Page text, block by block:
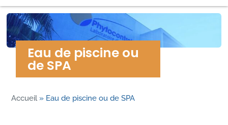
Eau de piscine ou
de SPA
Accueil» Eau de piscine ou de SPA